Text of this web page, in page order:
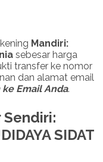
Mandiri:
sebesar harga
transfer ke nomor
dan alamat email
Email Anda.
SIDAT